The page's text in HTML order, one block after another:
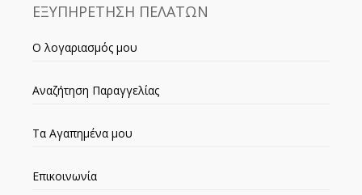
ΕΞΥΠΗΡΕΤΗΣΗ ΠΕΛΑΤΩΝ
Ο λογαριασμός μου
Αναζήτηση Παραγγελίας
Τα Αγαπημένα μου
Επικοινωνία